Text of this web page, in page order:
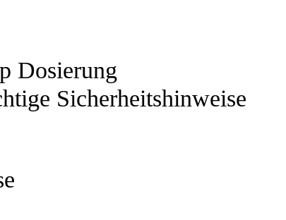
Dosierung
Sicherheitshinweise